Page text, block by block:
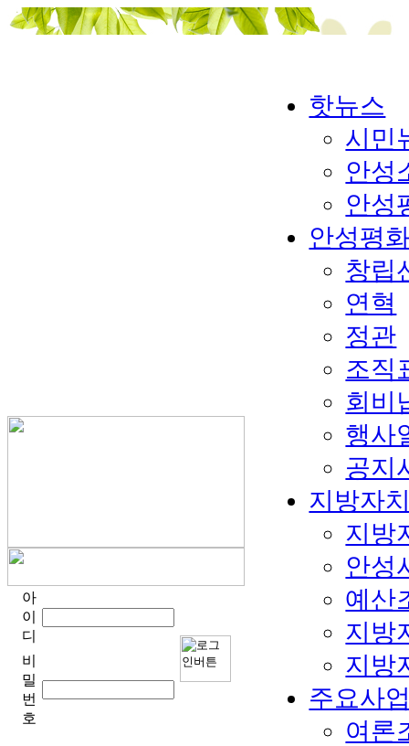
아
이
디
비
밀
번
호
핫뉴스
시민
안성
안성
안성평
창립
연혁
정관
조직
회비
행사
공지
지방자
지방
안성
예산
지방
지방
주요사
여론